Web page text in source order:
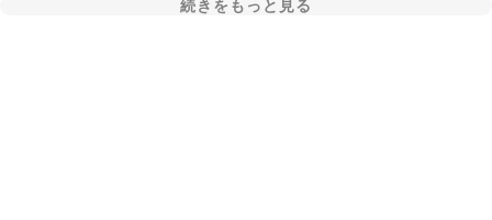
続きをもっと見る